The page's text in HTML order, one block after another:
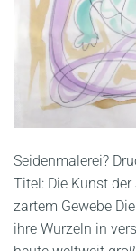
Seidenmalerei?
Titel: Die Kunst
zartem Gewebe
ihre Wurzeln in